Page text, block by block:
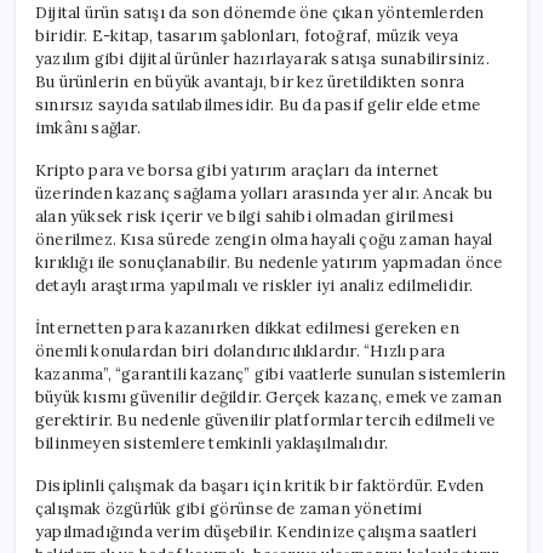
Dijital ürün satışı da son dönemde öne çıkan yöntemlerden
biridir. E-kitap, tasarım şablonları, fotoğraf, müzik veya
yazılım gibi dijital ürünler hazırlayarak satışa sunabilirsiniz.
Bu ürünlerin en büyük avantajı, bir kez üretildikten sonra
sınırsız sayıda satılabilmesidir. Bu da pasif gelir elde etme
imkânı sağlar.
Kripto para ve borsa gibi yatırım araçları da internet
üzerinden kazanç sağlama yolları arasında yer alır. Ancak bu
alan yüksek risk içerir ve bilgi sahibi olmadan girilmesi
önerilmez. Kısa sürede zengin olma hayali çoğu zaman hayal
kırıklığı ile sonuçlanabilir. Bu nedenle yatırım yapmadan önce
detaylı araştırma yapılmalı ve riskler iyi analiz edilmelidir.
İnternetten para kazanırken dikkat edilmesi gereken en
önemli konulardan biri dolandırıcılıklardır. “Hızlı para
kazanma”, “garantili kazanç” gibi vaatlerle sunulan sistemlerin
büyük kısmı güvenilir değildir. Gerçek kazanç, emek ve zaman
gerektirir. Bu nedenle güvenilir platformlar tercih edilmeli ve
bilinmeyen sistemlere temkinli yaklaşılmalıdır.
Disiplinli çalışmak da başarı için kritik bir faktördür. Evden
çalışmak özgürlük gibi görünse de zaman yönetimi
yapılmadığında verim düşebilir. Kendinize çalışma saatleri